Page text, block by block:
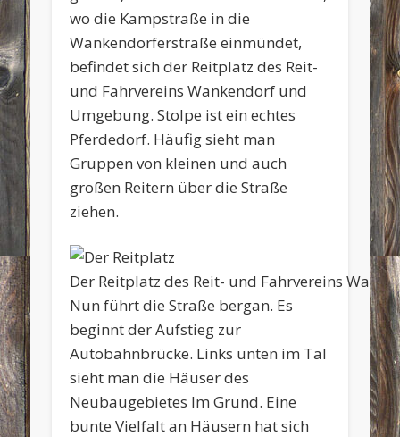
wo die Kampstraße in die
Wankendorferstraße einmündet,
befindet sich der Reitplatz des Reit-
und Fahrvereins Wankendorf und
Umgebung. Stolpe ist ein echtes
Pferdedorf. Häufig sieht man
Gruppen von kleinen und auch
großen Reitern über die Straße
ziehen.
Der Reitplatz des Reit- und Fahrvereins
Nun führt die Straße bergan. Es
beginnt der Aufstieg zur
Autobahnbrücke. Links unten im Tal
sieht man die Häuser des
Neubaugebietes Im Grund. Eine
bunte Vielfalt an Häusern hat sich